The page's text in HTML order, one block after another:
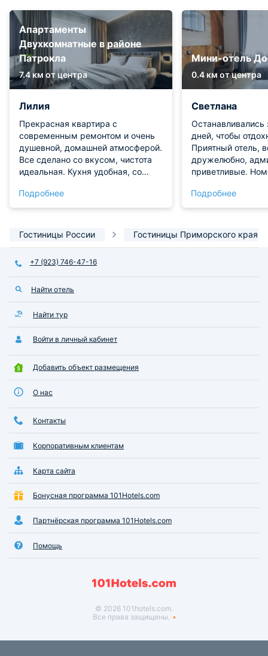
Апартаменты
Двухкомнатные в районе
Патрокла
7.4 км от центра
Лилия
Прекрасная квартира с
современным ремонтом и очень
душевной, домашней атмосферой.
Все сделано со вкусом, чистота
идеальная. Кухня удобная, со
было готовить завтраки. Вайфай
стабильный, без проблем
видеосвязи вечерами!
Подробнее
Мини-отель
0.4 км от центра
Светлана
Останавливались
дней, чтобы
Приятный отель,
дружелюбно,
приветливые.
удобствами,
Есть интернет,
рекомендуем!
Подробнее
Гостиницы России Гостиницы Приморского края
+7 (923) 746-47-16
Найти отель
Найти тур
Войти в личный кабинет
Добавить объект размещения
О нас
Контакты
Корпоративным клиентам
Карта сайта
Бонусная программа 101Hotels.com
Партнёрская программа 101Hotels.com
Помощь
© 2026 101hotels.com.
Все права защищены.